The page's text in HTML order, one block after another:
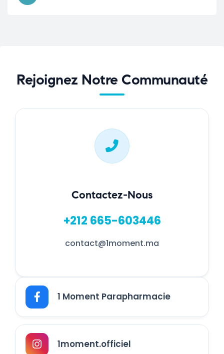
Rejoignez Notre Communauté
Contactez-Nous
+212 665-603446
contact@1moment.ma
1 Moment Parapharmacie
1moment.officiel